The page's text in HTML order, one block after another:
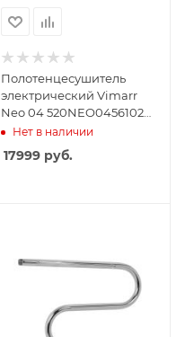
Полотенцесушитель
электрический Vimarr
Neo 04 520NEO0456102
500х600 хром, с
диммером
Нет в наличии
17999руб.